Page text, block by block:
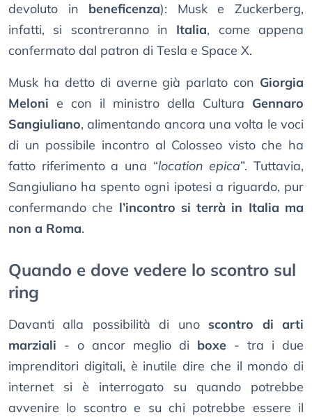
devoluto in beneficenza): Musk e Zuckerberg,
infatti, si scontreranno in Italia, come appena
confermato dal patron di Tesla e Space X.
Musk ha detto di averne già parlato con Giorgia
Meloni e con il ministro della Cultura Gennaro
Sangiuliano, alimentando ancora una volta le voci
di un possibile incontro al Colosseo visto che ha
fatto riferimento a una “location epica”. Tuttavia,
Sangiuliano ha spento ogni ipotesi a riguardo, pur
confermando che l’incontro si terrà in Italia ma
non a Roma.
Quando e dove vedere lo scontro sul
ring
Davanti alla possibilità di uno scontro di arti
marziali - o ancor meglio di boxe - tra i due
imprenditori digitali, è inutile dire che il mondo di
internet si è interrogato su quando potrebbe
avvenire lo scontro e su chi potrebbe essere il